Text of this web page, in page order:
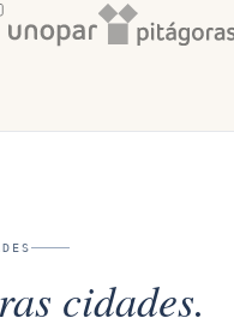
cidades.